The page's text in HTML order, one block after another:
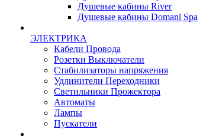
Душевые кабины River
Душевые кабины Domani Spa
ЭЛЕКТРИКА
Кабели Провода
Розетки Выключатели
Стабилизаторы напряжения
Удлинители Переходники
Светильники Прожектора
Автоматы
Лампы
Пускатели